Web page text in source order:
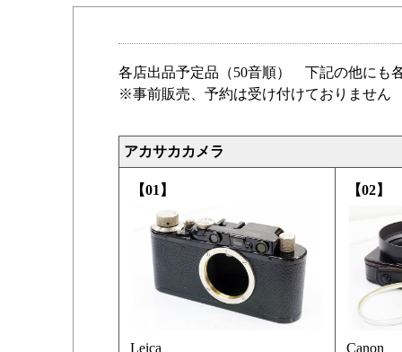
各店出品予定品（50音順） 下記の他にも
※事前販売、予約は受け付けておりませ
アカサカカメラ
【01】
Leica
【02】
Canon